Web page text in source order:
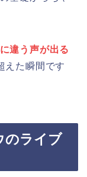
違う声が出る
えた瞬間です
のライブ